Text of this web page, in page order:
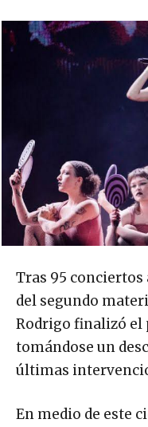
Tras 95 conciertos
del segundo
Rodrigo finalizó el
tomándose un
últimas
En medio de este